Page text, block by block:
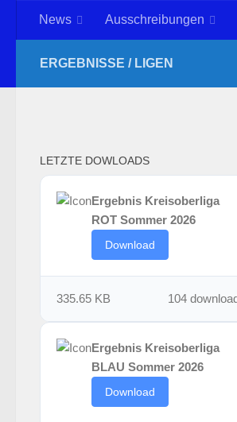
Zum Inhalt springen
News Ausschreibungen
ERGEBNISSE / LIGEN
LETZTE DOWLOADS
Ergebnis Kreisoberliga
ROT Sommer 2026
Download
104
335.65 KB
Ergebnis Kreisoberliga
BLAU Sommer 2026
Download